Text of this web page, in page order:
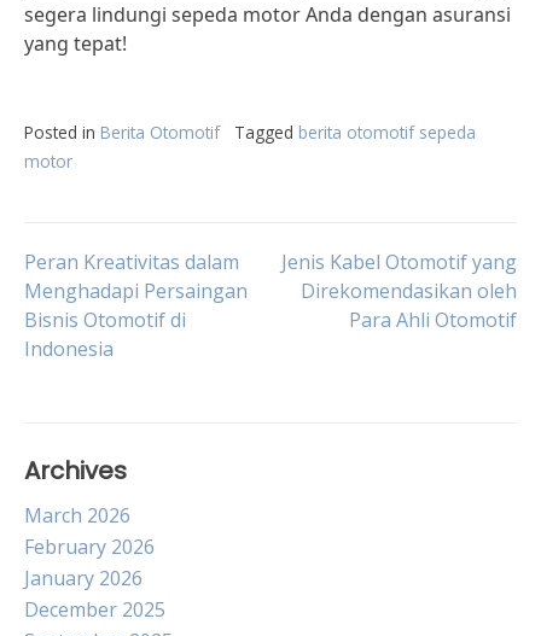
segera lindungi sepeda motor Anda dengan asuransi
yang tepat!
Posted in Berita Otomotif Tagged berita otomotif sepeda
motor
Post
navigation
Peran Kreativitas dalam
Menghadapi Persaingan
Bisnis Otomotif di
Indonesia
Jenis Kabel Otomotif yang
Direkomendasikan oleh
Para Ahli Otomotif
Archives
March 2026
February 2026
January 2026
December 2025